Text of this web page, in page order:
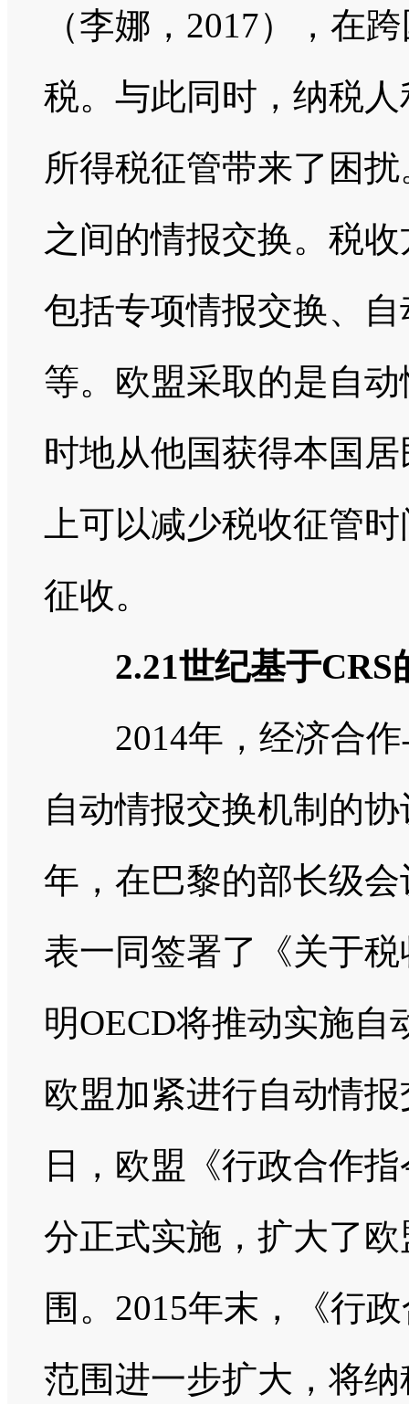
（李娜，2017），在
税。与此同时，纳税
所得税征管带来了困
之间的情报交换。税
包括专项情报交换、
等。欧盟采取的是自
时地从他国获得本国
上可以减少税收征管
征收。
2.21世纪基于
2014年，经济合作
自动情报交换机制的
年，在巴黎的部长级
表一同签署了《关于
明OECD将推动实施
欧盟加紧进行自动情
日，欧盟《行政合作
分正式实施，扩大了
围。2015年末，《行
范围进一步扩大，将